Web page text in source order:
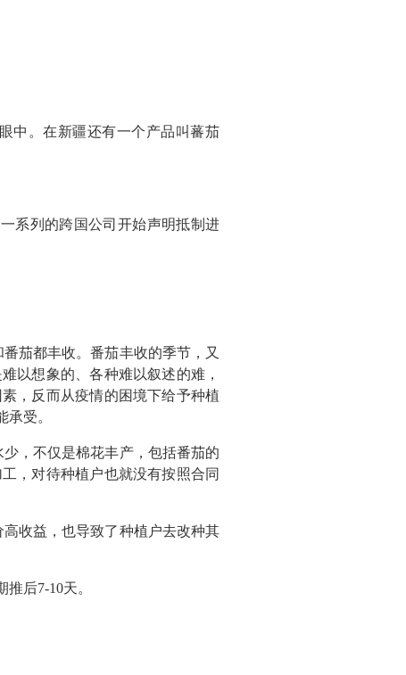
中。在新疆还有一个产品叫蕃茄
系列的跨国公司开始声明抵制进
茄都丰收。番茄丰收的季节，又
以想象的、各种难以叙述的难，
，反而从疫情的困境下给予种植
受。
，不仅是棉花丰产，包括番茄的
，对待种植户也就没有按照合同
收益，也导致了种植户去改种其
后7-10天。